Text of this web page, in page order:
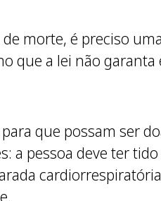
morte, é preciso
que a lei não
que possam ser
a pessoa deve ter